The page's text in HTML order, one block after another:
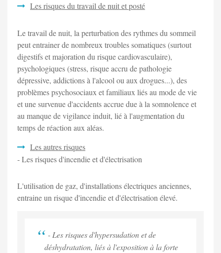
Les risques du travail de nuit et posté
Le travail de nuit, la perturbation des rythmes du sommeil
peut entrainer de nombreux troubles somatiques (surtout
digestifs et majoration du risque cardiovasculaire),
psychologiques (stress, risque accru de pathologie
dépressive, addictions à l'alcool ou aux drogues...), des
problèmes psychosociaux et familiaux liés au mode de vie
et une survenue d'accidents accrue due à la somnolence et
au manque de vigilance induit, lié à l'augmentation du
temps de réaction aux aléas.
Les autres risques
- Les risques d'incendie et d'électrisation
L'utilisation de gaz, d'installations électriques anciennes,
entraine un risque d'incendie et d'électrisation élevé.
- Les risques d'hypersudation et de
déshydratation, liés à l'exposition à la forte